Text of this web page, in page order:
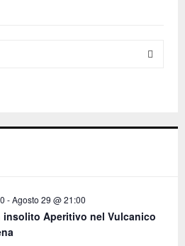
-Agosto 29 @ 21:00
insolito Aperitivo nel Vulcanico